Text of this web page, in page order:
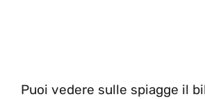
Puoi vedere sulle spiagge il